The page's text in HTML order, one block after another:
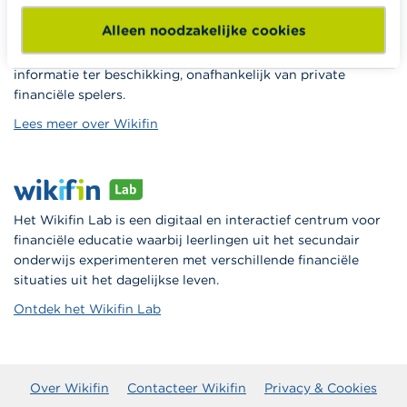
Alleen noodzakelijke cookies
Wikifin.be is een portaalsite die je helpt bij je financiële
beslissingen. Ze stelt gratis betrouwbare en handige
informatie ter beschikking, onafhankelijk van private
financiële spelers.
Lees meer over Wikifin
Het Wikifin Lab is een digitaal en interactief centrum voor
financiële educatie waarbij leerlingen uit het secundair
onderwijs experimenteren met verschillende financiële
situaties uit het dagelijkse leven.
Ontdek het Wikifin Lab
Over Wikifin Contacteer Wikifin Privacy & Cookies